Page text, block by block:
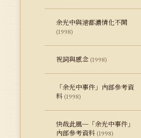
余光中與港都濃情化不開
(1998)
祝詞與感念 (1998)
「余光中事件」內部參考資
料 (1998)
快哉此風─「余光中事件」
內部參考資料 (1998)